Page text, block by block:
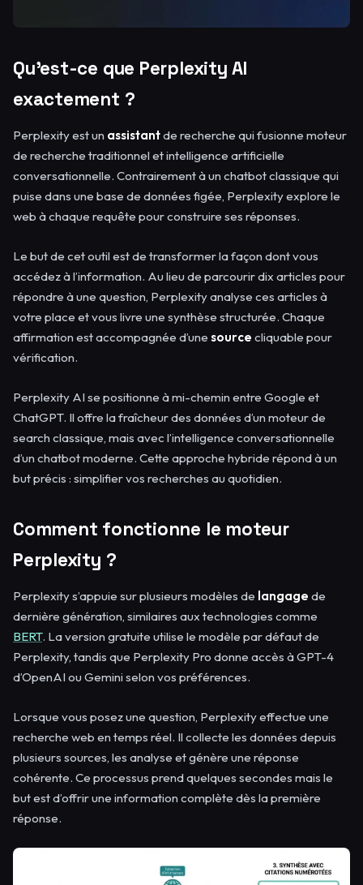
Qu’est-ce que Perplexity AI
exactement ?
Perplexity est un assistantde recherche qui fusionne moteur
de recherche traditionnel et intelligence artificielle
conversationnelle. Contrairement à un chatbot classique qui
puise dans une base de données figée, Perplexity explore le
web à chaque requête pour construire ses réponses.
Le but de cet outil est de transformer la façon dont vous
accédez à l’information. Au lieu de parcourir dix articles pour
répondre à une question, Perplexity analyse ces articles à
votre place et vous livre une synthèse structurée. Chaque
affirmation est accompagnée d’une source cliquable pour
vérification.
Perplexity AI se positionne à mi-chemin entre Google et
ChatGPT. Il offre la fraîcheur des données d’un moteur de
search classique, mais avec l’intelligence conversationnelle
d’un chatbot moderne. Cette approche hybride répond à un
but précis : simplifier vos recherches au quotidien.
Comment fonctionne le moteur
Perplexity ?
Perplexity s’appuie sur plusieurs modèles de langage de
dernière génération, similaires aux technologies comme
BERT. La version gratuite utilise le modèle par défaut de
Perplexity, tandis que Perplexity Pro donne accès à GPT-4
d’OpenAI ou Gemini selon vos préférences.
Lorsque vous posez une question, Perplexity effectue une
recherche web en temps réel. Il collecte les données depuis
plusieurs sources, les analyse et génère une réponse
cohérente. Ce processus prend quelques secondes mais le
but est d’offrir une information complète dès la première
réponse.